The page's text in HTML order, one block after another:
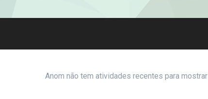
Anom não tem atividades recentes para mostrar